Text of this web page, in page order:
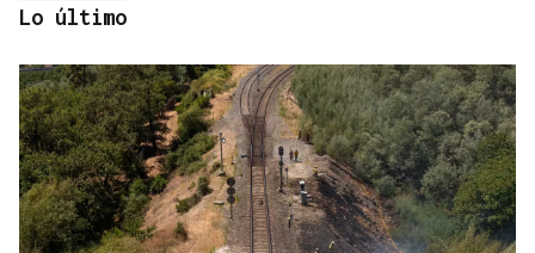
Eduardo Medrano
Primera carrera de Ascot
Lo último